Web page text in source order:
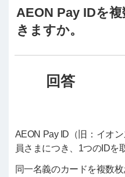
AEON Pay IDを
きますか。
AEON Pay ID（旧：イオ
員さまにつき、1つのIDを
同一名義のカードを複数